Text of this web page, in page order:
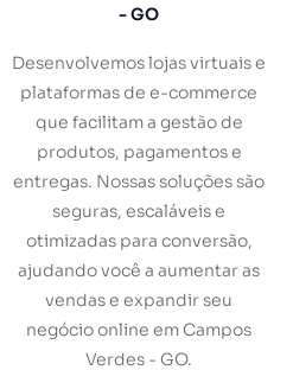
- GO
Desenvolvemos lojas virtuais e
plataformas de e-commerce
que facilitam a gestão de
produtos, pagamentos e
entregas. Nossas soluções são
seguras, escaláveis e
otimizadas para conversão,
ajudando você a aumentar as
vendas e expandir seu
negócio online em Campos
Verdes - GO.